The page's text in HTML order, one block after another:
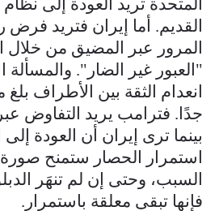
القديم. أما إيران فتريد
المرور عبر المضيق من خلال
"العبور غير الضار".
انعدام الثقة بين الأطراف
جدًا. فترامب يريد التفاوض
بينما ترى إيران أن العودة
استمرار الحصار ستمنح صورة
السبب، وحتى إن لم تنهَر
فإنها تبقى معلقة باستمرار.